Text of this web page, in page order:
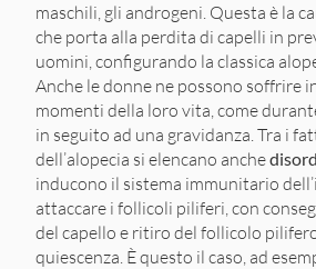
maschili, gli androgeni. Questa è la
che porta alla perdita di capelli in
uomini, configurando la classica
Anche le donne ne possono soffrire
momenti della loro vita, come
in seguito ad una gravidanza. Tra i
dell’alopecia si elencano anche
inducono il sistema immunitario
attaccare i follicoli piliferi, con
del capello e ritiro del follicolo
quiescenza. È questo il caso, ad